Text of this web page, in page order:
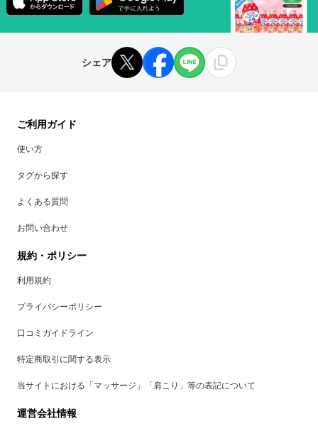
シェア
ご利用ガイド
使い方
タグから探す
よくある質問
お問い合わせ
規約・ポリシー
利用規約
プライバシーポリシー
口コミガイドライン
特定商取引に関する表示
当サイトにおける「マッサージ」「肩こり」等の表記について
運営会社情報